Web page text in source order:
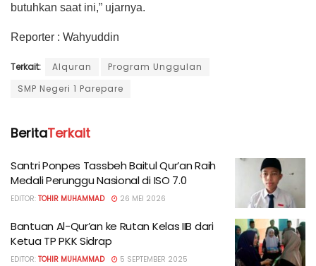
butuhkan saat ini,” ujarnya.
Reporter : Wahyuddin
Terkait: Alquran
Program Unggulan
SMP Negeri 1 Parepare
BeritaTerkait
Santri Ponpes Tassbeh Baitul Qur’an Raih
Medali Perunggu Nasional di ISO 7.0
EDITOR: TOHIR MUHAMMAD 26 MEI 2026
Bantuan Al-Qur’an ke Rutan Kelas IIB dari
Ketua TP PKK Sidrap
EDITOR: TOHIR MUHAMMAD 5 SEPTEMBER 2025